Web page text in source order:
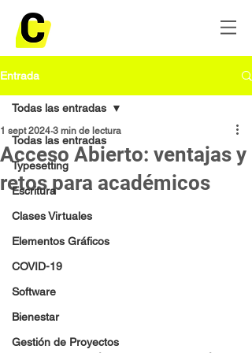
Entrada
Todas las entradas
Typesetting
Escritura
Clases Virtuales
Elementos Gráficos
COVID-19
Software
Bienestar
Gestión de Proyectos
Todas las entradas
Acceso Abierto: ventajas y
retos para académicos
1 sept 2024 3 min de lectura